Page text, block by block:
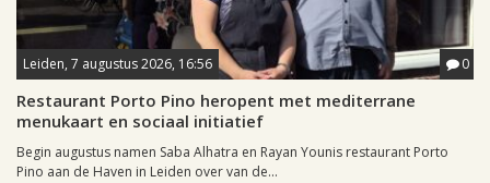
Leiden, 7 augustus 2026, 16:56 0
Restaurant Porto Pino heropent met mediterrane
menukaart en sociaal initiatief
Begin augustus namen Saba Alhatra en Rayan Younis restaurant Porto
Pino aan de Haven in Leiden over van de...